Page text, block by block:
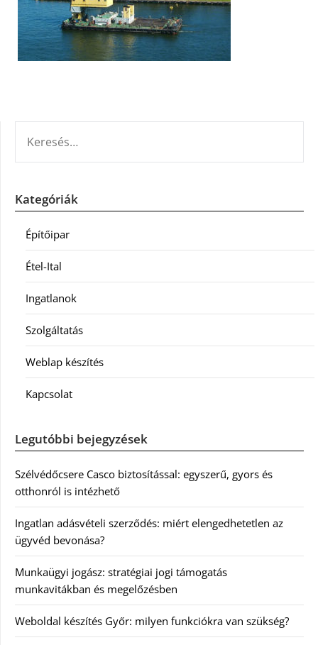
Kategóriák
Építőipar
Étel-Ital
Ingatlanok
Szolgáltatás
Weblap készítés
Kapcsolat
Legutóbbi bejegyzések
Szélvédőcsere Casco biztosítással: egyszerű, gyors és
otthonról is intézhető
Ingatlan adásvételi szerződés: miért elengedhetetlen az
ügyvéd bevonása?
Munkaügyi jogász: stratégiai jogi támogatás
munkavitákban és megelőzésben
Weboldal készítés Győr: milyen funkciókra van szükség?